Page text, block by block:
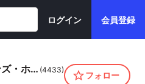
ログイン 会員登録
株式会社ヒト・コミュニケーションズ・ホールディングス (4433)
フォロー